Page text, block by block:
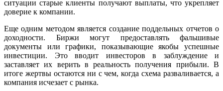
ситуации старые клиенты получают выплаты, что укрепляет
доверие к компании.
Еще одним методом является создание поддельных отчетов о
доходности. Биржи могут предоставлять фальшивые
документы или графики, показывающие якобы успешные
инвестиции. Это вводит инвесторов в заблуждение и
заставляет их верить в реальность получения прибыли. В
итоге жертвы остаются ни с чем, когда схема разваливается, а
компания исчезает с рынка.